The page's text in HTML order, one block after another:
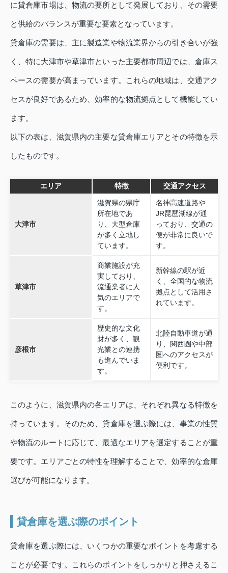
に貸倉庫市場は、物流の要所として発展しており、その需要
と供給のバランスが重要な要素となっています。
貸倉庫の需要は、主に製造業や物流業界からの引き合いが強
く、特に大津市や草津市といった主要都市周辺では、倉庫ス
ペースの需要が高まっています。これらの地域は、交通アク
セスが良好であるため、効率的な物流拠点として機能してい
ます。
以下の表は、滋賀県内の主要な貸倉庫エリアとその特徴を示
したものです。
エリア 特徴 交通アクセス
大津市
滋賀県の県庁
所在地であ
り、大型倉庫
が多く立地し
ています。
名神高速道路や
JR琵琶湖線が通
っており、交通の
便が非常に良いで
す。
草津市
商業施設が充
実しており、
流通業者に人
気のエリアで
す。
新幹線の駅が近
く、全国的な物流
拠点として活用さ
れています。
彦根市
歴史的な文化
財が多く、観
光業との連携
も進んでいま
す。
北陸自動車道が通
り、関西圏や中部
圏へのアクセスが
便利です。
このように、滋賀県内の各エリアは、それぞれ異なる特徴を
持っています。そのため、貸倉庫を選ぶ際には、事業の性質
や物流のルートに応じて、最適なエリアを選定することが重
要です。エリアごとの特性を理解することで、効率的な倉庫
選びが可能になります。
貸倉庫を選ぶ際のポイント
貸倉庫を選ぶ際には、いくつかの重要なポイントを考慮する
ことが必要です。これらのポイントをしっかりと押さえるこ